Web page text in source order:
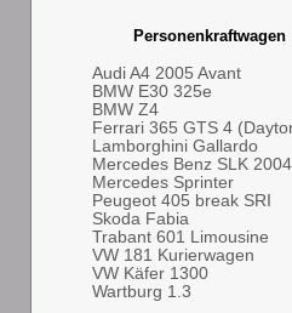
Personenkraftwagen
Audi A4 2005 Avant
BMW E30 325e
BMW Z4
Ferrari 365 GTS 4
Lamborghini Gallardo
Mercedes Benz SLK
Mercedes Sprinter
Peugeot 405 break SRI
Skoda Fabia
Trabant 601 Limousine
VW 181 Kurierwagen
VW Käfer 1300
Wartburg 1.3